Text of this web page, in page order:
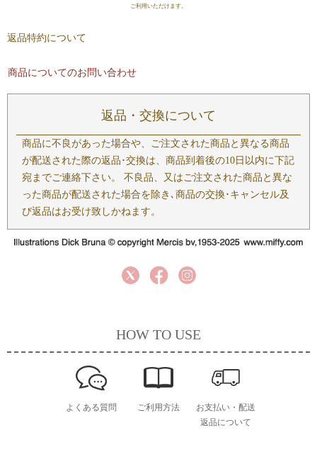
ご利用いただけます。
返品特約について
商品についてのお問い合わせ
返品・交換について
商品に不良があった場合や、ご注文された商品と異なる商品
が配送された際の返品･交換は、商品到着後の10日以内に下記
宛までご連絡下さい。 不良品、又はご注文された商品と異な
った商品が配送された場合を除き､商品の交換･キャンセル及
び返品はお受け致しかねます。
HOW TO USE
よくある質問 ご利用方法
お支払い・配送
返品について